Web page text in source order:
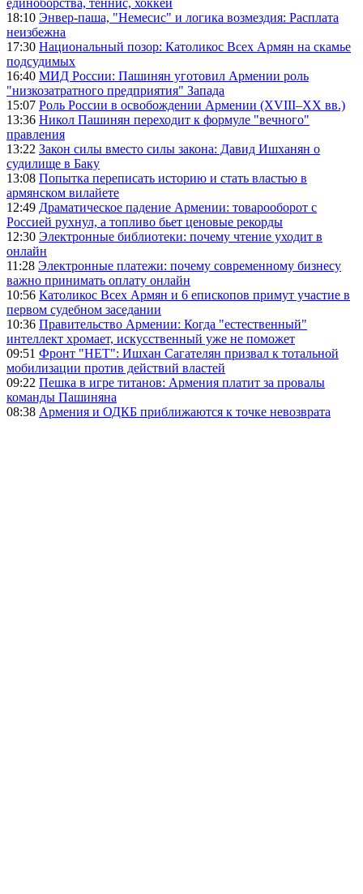
единоборства, теннис, хоккей
18:10 Энвер-паша, "Немесис" и логика возмездия: Расплата
неизбежна
17:30 Национальный позор: Католикос Всех Армян на скамье
подсудимых
16:40 МИД России: Пашинян уготовил Армении роль
"низкозатратного предприятия" Запада
15:07 Роль России в освобождении Армении (XVIII–XX вв.)
13:36 Никол Пашинян переходит к формуле "вечного"
правления
13:22 Закон силы вместо силы закона: Давид Ишханян о
судилище в Баку
13:08 Попытка переписать историю и стать властью в
армянском вилайете
12:49 Драматическое падение Армении: товарооборот с
Россией рухнул, а топливо бьет ценовые рекорды
12:30 Электронные библиотеки: почему чтение уходит в
онлайн
11:28 Электронные платежи: почему современному бизнесу
важно принимать оплату онлайн
10:56 Католикос Всех Армян и 6 епископов примут участие в
первом судебном заседании
10:36 Правительство Армении: Когда "естественный"
интеллект хромает, искусственный уже не поможет
09:51 Фронт "НЕТ": Ишхан Сагателян призвал к тотальной
мобилизации против действий властей
09:22 Пешка в игре титанов: Армения платит за провалы
команды Пашиняна
08:38 Армения и ОДКБ приближаются к точке невозврата